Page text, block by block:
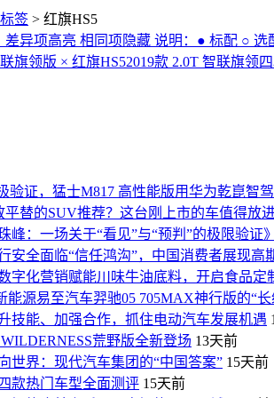
签 > 红旗HS5
差异项高亮 相同项隐藏 说明：● 标配 ○ 选
旗领版 × 红旗HS52019款 2.0T 智联旗领
验证，猛士M817 高性能版用华为乾崑智
平替的SUV推荐？这台刚上市的车值得放
峰：一场关于“看见”与“预判”的极限验证
安全面临“信任鸿沟”，中国消费者展现高
字化营销赋能川味牛油底料，开启食品定
能源易至汽车羿驰05 705MAX神行版的“
技能、加强合作，抓住电动汽车发展机遇
荒野版全新登场 13天前
世界：现代汽车集团的“中国答案” 15天前
款热门车型全面测评 15天前